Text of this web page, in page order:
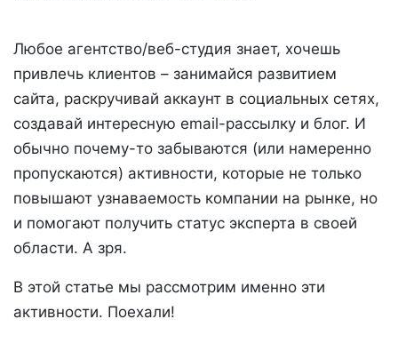
Любое агентство/веб-студия знает, хочешь
привлечь клиентов – занимайся развитием
сайта, раскручивай аккаунт в социальных сетях,
создавай интересную email-рассылку и блог. И
обычно почему-то забываются (или намеренно
пропускаются) активности, которые не только
повышают узнаваемость компании на рынке, но
и помогают получить статус эксперта в своей
области. А зря.
В этой статье мы рассмотрим именно эти
активности. Поехали!